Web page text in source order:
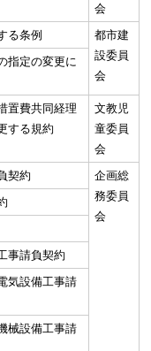
会
る条例
都市建
設委員
会
指定の変更に
置費共同経理
する規約
文教児
童委員
会
契約
企画総
務委員
会
事請負契約
気設備工事請
械設備工事請